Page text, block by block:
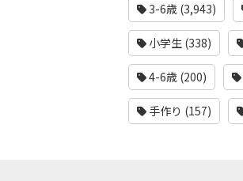
3-6歳 (3,943)
小学生 (338)
4-6歳 (200)
手作り (157)